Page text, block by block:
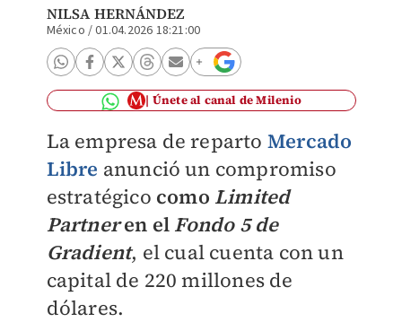
NILSA HERNÁNDEZ
México /01.04.2026 18:21:00
Únete al canal de Milenio
La empresa de reparto Mercado
Libre anunció un compromiso
estratégico como Limited
Partneren el Fondo 5 de
Gradient, el cual cuenta con un
capital de 220 millones de
dólares.